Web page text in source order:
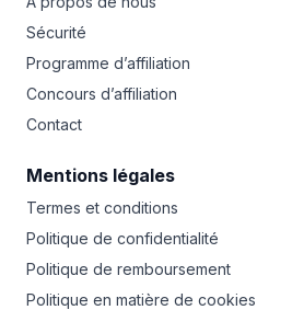
Sécurité
Programme d’affiliation
Concours d’affiliation
Contact
Mentions légales
Termes et conditions
Politique de confidentialité
Politique de remboursement
Politique en matière de cookies